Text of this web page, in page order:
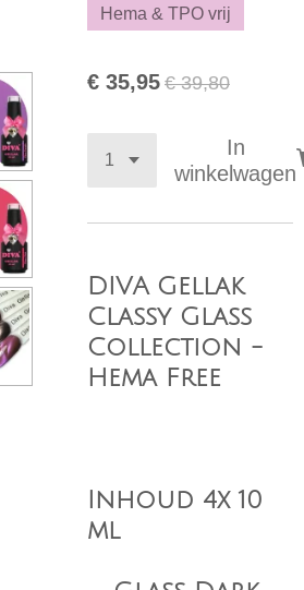
Hema & TPO vrij
€ 35,95 € 39,80
In
winkelwagen
DIVA Gellak
Classy Glass
Collection -
Hema Free
Inhoud 4x 10
ml